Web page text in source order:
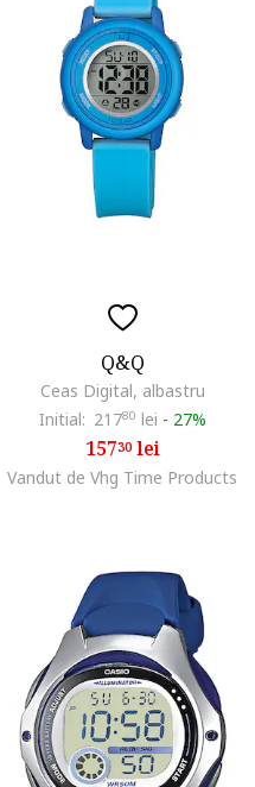
Q&Q
Ceas Digital, albastru
Initial: 21780 lei - 27%
15730lei
Vandut de Vhg Time Products